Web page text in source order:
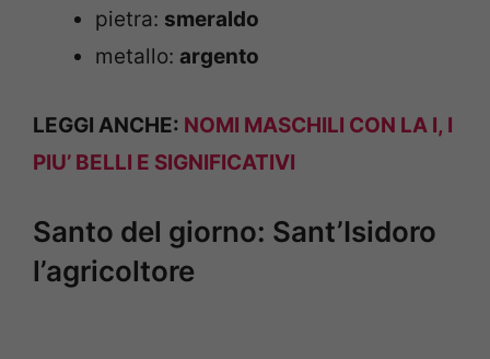
pietra: smeraldo
metallo: argento
LEGGI ANCHE: NOMI MASCHILI CON LA I, I
PIU’ BELLI E SIGNIFICATIVI
Santo del giorno: Sant’Isidoro
l’agricoltore